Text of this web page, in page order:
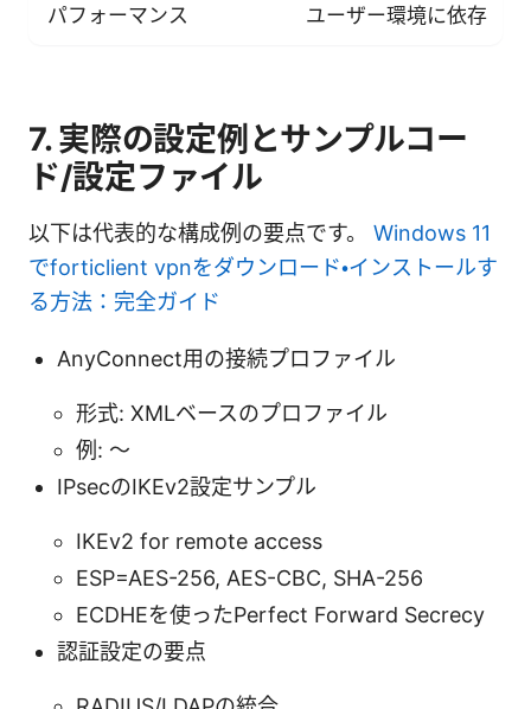
パフォーマンス ユーザー環境に依存
7. 実際の設定例とサンプルコー
ド/設定ファイル
以下は代表的な構成例の要点です。 Windows 11
でforticlient vpnをダウンロード・インストールす
る方法：完全ガイド
AnyConnect用の接続プロファイル
形式: XMLベースのプロファイル
例: 〜
IPsecのIKEv2設定サンプル
IKEv2 for remote access
ESP=AES-256, AES-CBC, SHA-256
ECDHEを使ったPerfect Forward Secrecy
認証設定の要点